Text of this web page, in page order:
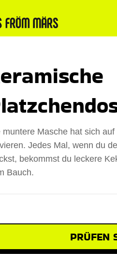
muntere Masche hat sich
Jedes Mal, wenn du
bekommst du leckere
Bauch.
PRÜFEN